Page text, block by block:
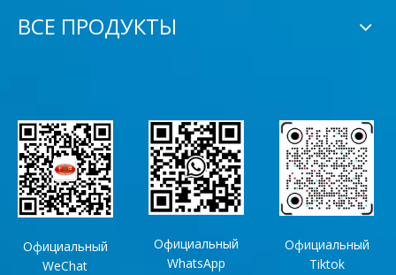
ВСЕ ПРОДУКТЫ
Официальный
WeChat
Официальный
WhatsApp
Официальный
Tiktok